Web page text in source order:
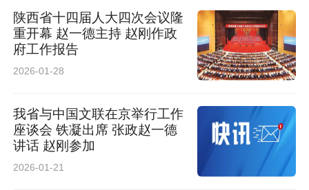
源，可支配收入包括工资性收入、经营净收入、
财产净收入和转移净收入。
费需要的全部支出，既包括现金消费支出，也包
括实物消费支出。消费支出包括食品烟酒、衣
着、居住、生活用品及服务、交通通信、教育文
陕西省十四届人大四次会议隆
重开幕 赵一德主持 赵刚作政
府工作报告
2026-01-28
我省与中国文联在京举行工作
座谈会 铁凝出席 张政赵一德
讲话 赵刚参加
2026-01-21